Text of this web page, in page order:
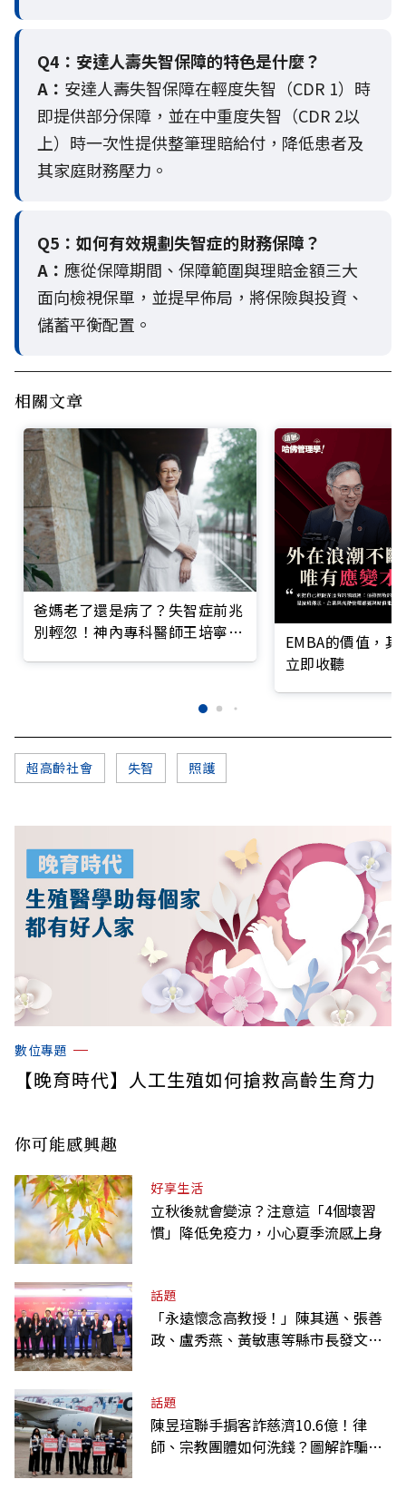
Q4： 安達人壽失智保障的特色是什麼？
A： 安達人壽失智保障在輕度失智（CDR 1）時
即提供部分保障，並在中重度失智（CDR 2以
上）時一次性提供整筆理賠給付，降低患者及
其家庭財務壓力。
Q5： 如何有效規劃失智症的財務保障？
A： 應從保障期間、保障範圍與理賠金額三大
面向檢視保單，並提早佈局，將保險與投資、
儲蓄平衡配置。
相關文章
爸媽老了還是病了？失智症前兆
別輕忽！神內專科醫師王培寧呼
EMBA的價值，
立即收聽
超高齡社會 失智 照護
數位專題
【晚育時代】人工生殖如何搶救高齡生育力
你可能感興趣
好享生活
立秋後就會變涼？注意這「4個壞習
慣」降低免疫力，小心夏季流感上身
話題
「永遠懷念高教授！」陳其邁、張善
政、盧秀燕、黃敏惠等縣市長發文弔
話題
陳昱瑄聯手掮客詐慈濟10.6億！律
師、宗教團體如何洗錢？圖解詐騙關